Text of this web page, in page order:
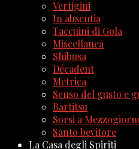
Vertigini
In absentia
Taccuini di Gola
Miscellanea
Shibusa
Décadent
Metrica
Senso del gusto e
Bartitsu
Sorsi a
Santo bevitore
La Casa degli Spiriti